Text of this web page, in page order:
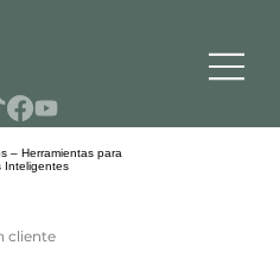
– Herramientas para
Inteligentes
cliente